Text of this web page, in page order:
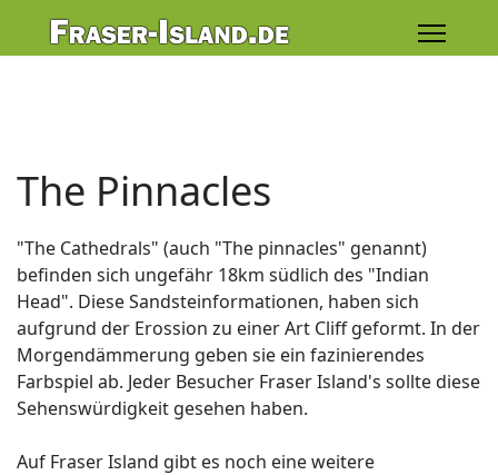
The Pinnacles
"The Cathedrals" (auch "The pinnacles" genannt)
befinden sich ungefähr 18km südlich des "Indian
Head". Diese Sandsteinformationen, haben sich
aufgrund der Erossion zu einer Art Cliff geformt. In der
Morgendämmerung geben sie ein fazinierendes
Farbspiel ab. Jeder Besucher Fraser Island's sollte diese
Sehenswürdigkeit gesehen haben.
Auf Fraser Island gibt es noch eine weitere